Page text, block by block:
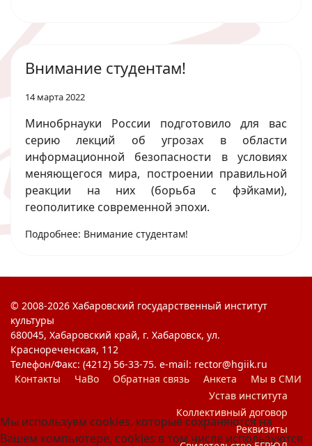
Внимание студентам!
14 марта 2022
Минобрнауки России подготовило для вас
серию лекций об угрозах в области
информационной безопасности в условиях
меняющегося мира, построении правильной
реакции на них (борьба с фэйками),
геополитике современной эпохи.
Подробнее: Внимание студентам!
© 2008-2026 Хабаровский государственный институт
культуры
680045, Хабаровский край, г. Хабаровск, ул.
Краснореченская, 112
Телефон/Факс: (4212) 56-33-75. e-mail: rector@hgiik.ru
Контакты
ЧаВо Обратная связь Анкета
Мы в СМИ
Устав института
Коллективный договор
Реквизиты
Мы используем cookies, которые сохраняются на
Вашем компьютере, cookies в том числе используются